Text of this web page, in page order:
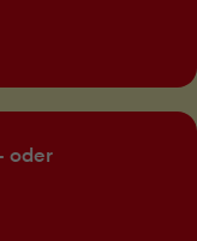
oder